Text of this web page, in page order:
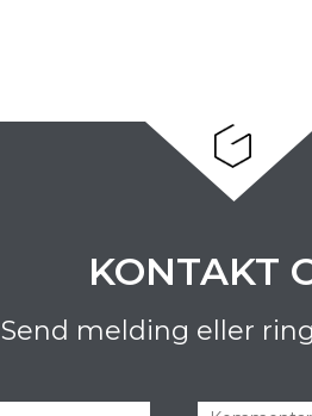
KONTAKT
Send melding eller ring